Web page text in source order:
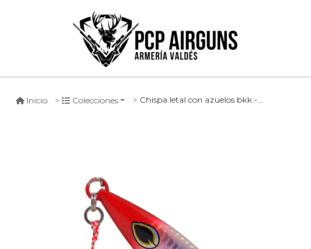
Inicio Colecciones Chispa letal con azuelos bkk - 80 grs (n°5)